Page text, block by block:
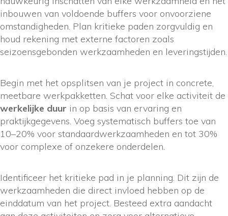
inbouwen van voldoende buffers voor onvoorziene
omstandigheden. Plan kritieke paden zorgvuldig en
houd rekening met externe factoren zoals
seizoensgebonden werkzaamheden en leveringstijden.
Begin met het opsplitsen van je project in concrete,
meetbare werkpakketten. Schat voor elke activiteit de
werkelijke duur in op basis van ervaring en
praktijkgegevens. Voeg systematisch buffers toe van
10–20% voor standaardwerkzaamheden en tot 30%
voor complexe of onzekere onderdelen.
Identificeer het kritieke pad in je planning. Dit zijn de
werkzaamheden die direct invloed hebben op de
einddatum van het project. Besteed extra aandacht